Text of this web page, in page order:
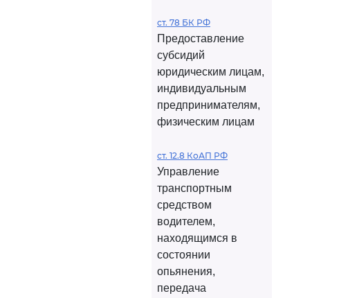
ст. 78 БК РФ
Предоставление
субсидий
юридическим лицам,
индивидуальным
предпринимателям,
физическим лицам
ст. 12.8 КоАП РФ
Управление
транспортным
средством
водителем,
находящимся в
состоянии
опьянения,
передача